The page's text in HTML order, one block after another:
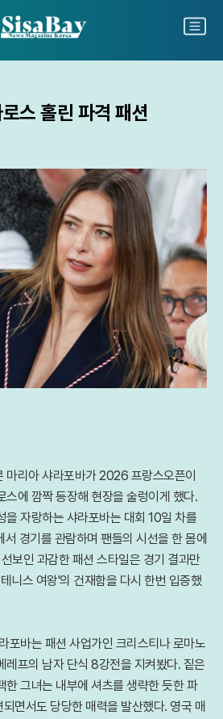
주
서
기
스 홀린 파격 패션
마리아 샤라포바가 2026 프랑스오픈이
스에 깜짝 등장해 현장을 술렁이게 했다.
을 자랑하는 샤라포바는 대회 10일 차를
경기를 관람하며 팬들의 시선을 한 몸에
보인 과감한 패션 스타일은 경기 결과만
니스 여왕'의 건재함을 다시 한번 입증했
포바는 패션 사업가인 크리스티나 로마노
레프의 남자 단식 8강전을 지켜봤다. 짙은
한 그녀는 내부에 셔츠를 생략한 듯한 파
면서도 당당한 매력을 발산했다. 영국 매